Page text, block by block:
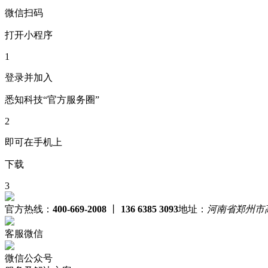
微信扫码
打开小程序
1
登录并加入
悉知科技“官方服务圈”
2
即可在手机上
下载
3
官方热线： 400-669-2008 136 6385 3093地址： 河南省郑州市
客服微信
微信公众号